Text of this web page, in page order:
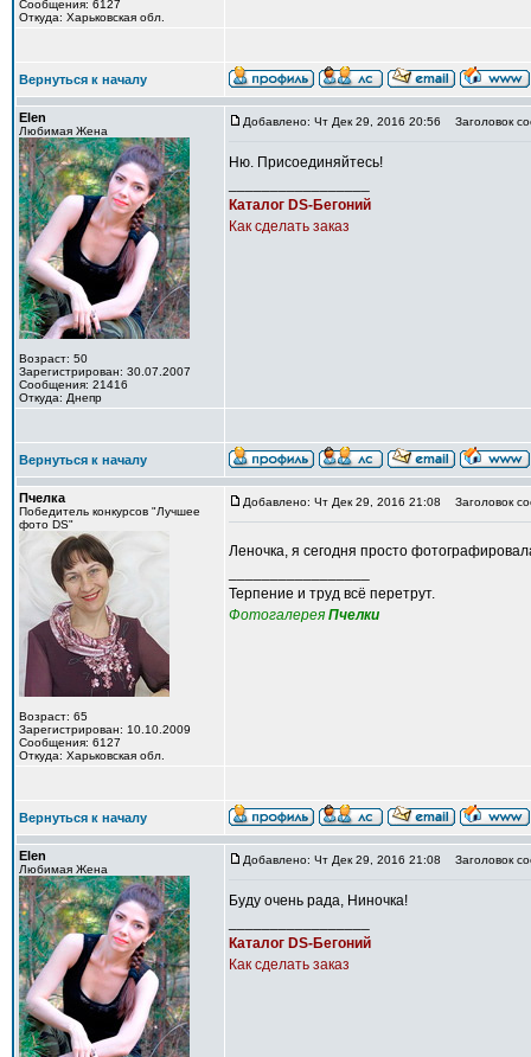
Сообщения: 6127
Откуда: Харьковская обл.
Вернуться к началу
Elen
Любимая Жена
Возраст: 50
Зарегистрирован: 30.07.2007
Сообщения: 21416
Откуда: Днепр
Добавлено: Чт Дек 29, 2016 20:56 Заголовок
Ню. Присоединяйтесь!
Каталог DS-Бегоний
Как сделать заказ
Вернуться к началу
Пчелка
Победитель конкурсов "Лучшее
фото DS"
Возраст: 65
Зарегистрирован: 10.10.2009
Сообщения: 6127
Откуда: Харьковская обл.
Добавлено: Чт Дек 29, 2016 21:08 Заголовок
Леночка, я сегодня просто
Терпение и труд всё перетрут.
Фотогалерея Пчелки
Вернуться к началу
Elen
Любимая Жена
Добавлено: Чт Дек 29, 2016 21:08 Заголовок
Буду очень рада, Ниночка!
Каталог DS-Бегоний
Как сделать заказ